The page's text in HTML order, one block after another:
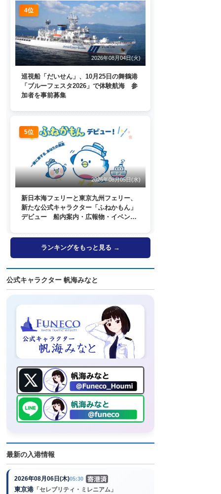
4位
2026年08月04日(火)
巡視船「だいせん」、10月25日の舞鶴港
「ブルーフェスタ2026」で体験航海 参
加者を事前募集
5位
2026年08月05日(水)
新日本海フェリーと東京九州フェリー、
新たな公式キャラクター「ふねかもん」
デビュー 船内案内・広報物・イベン
ランキングをもっと見る →
公式キャラクター 帆海みなと
最新の入港情報
2026年08月06日(木)05:30
東京港 「セレブリティ・ミレニアム」